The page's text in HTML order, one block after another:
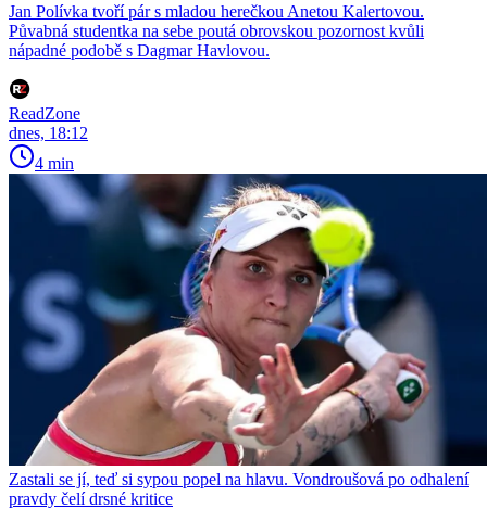
Jan Polívka tvoří pár s mladou herečkou Anetou Kalertovou.
Půvabná studentka na sebe poutá obrovskou pozornost kvůli
nápadné podobě s Dagmar Havlovou.
ReadZone
dnes, 18:12
4 min
Zastali se jí, teď si sypou popel na hlavu. Vondroušová po odhalení
pravdy čelí drsné kritice